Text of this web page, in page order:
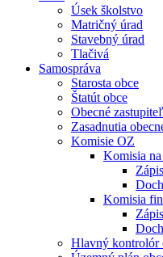
Úsek školstvo
Matričný úrad
Stavebný úrad
Tlačivá
Samospráva
Starosta obce
Štatút obce
Obecné
Zasadnutia
Komisie OZ
Komisia
Komisia
Hlavný kontrolór